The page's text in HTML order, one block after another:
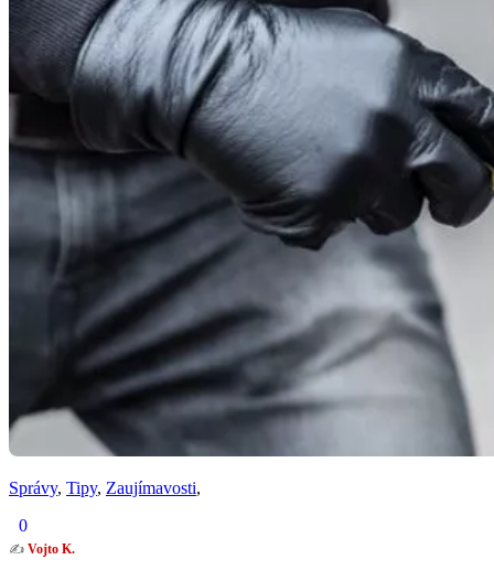
Správy, Tipy, Zaujímavosti,
0
✍️ Vojto K.